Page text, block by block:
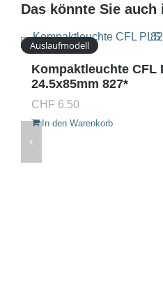
Das könnte Sie auch
Auslaufmodell
Kompaktleuchte CFL
24.5x85mm 827*
CHF 6.50
In den Warenkorb